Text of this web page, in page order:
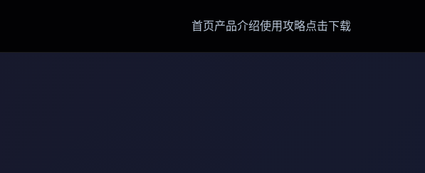
首页产品介绍使用攻略点击下载